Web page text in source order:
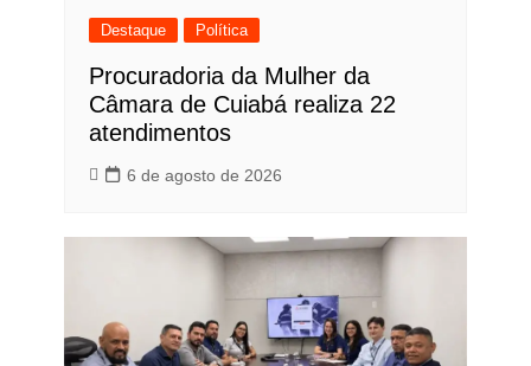
Destaque Política
Procuradoria da Mulher da
Câmara de Cuiabá realiza 22
atendimentos
6 de agosto de 2026